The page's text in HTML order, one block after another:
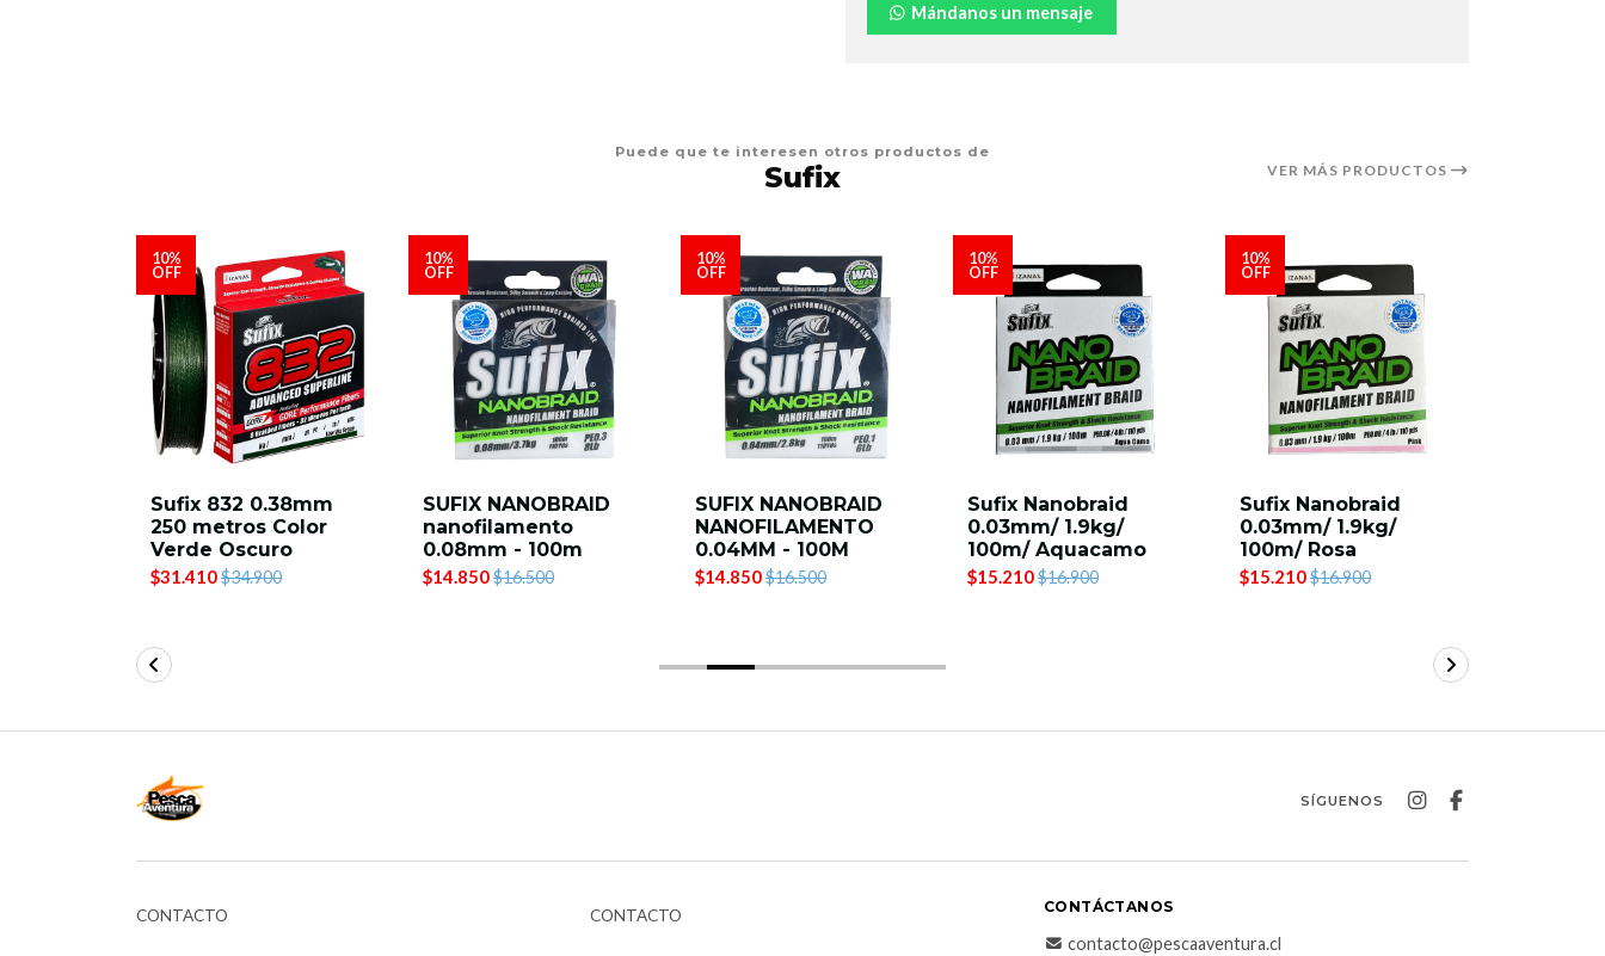
Mándanos un mensaje
Puede que te interesen otros productos de
Sufix VER MÁS PRODUCTOS
10%
OFF
Sufix 832 0.38mm
250 metros Color
Verde Oscuro
$31.410$34.900
10%
OFF
SUFIX NANOBRAID
nanofilamento
0.08mm - 100m
$14.850$16.500
10%
OFF
SUFIX NANOBRAID
NANOFILAMENTO
0.04MM - 100M
$14.850$16.500
10%
OFF
Sufix Nanobraid
0.03mm/ 1.9kg/
100m/ Aquacamo
$15.210$16.900
10%
OFF
Sufix Nanobraid
0.03mm/ 1.9kg/
100m/ Rosa
$15.210$16.900
SÍGUENOS
CONTACTO CONTACTO CONTÁCTANOS
contacto@pescaaventura.cl